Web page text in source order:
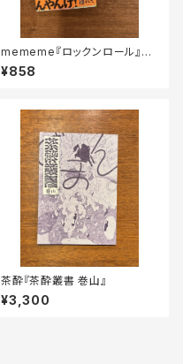
mememe『ロックンロール』
上・下
¥858
茶酔『茶酔叢書 巻山』
¥3,300